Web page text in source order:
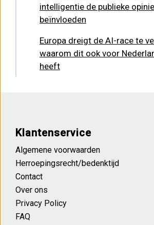
intelligentie de publieke
beïnvloeden
Europa dreigt de AI-race te
waarom dit ook voor
heeft
Klantenservice
Algemene voorwaarden
Herroepingsrecht/bedenktijd
Contact
Over ons
Privacy Policy
FAQ